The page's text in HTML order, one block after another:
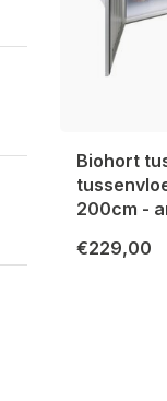
Biohort
200cm -
€229,00